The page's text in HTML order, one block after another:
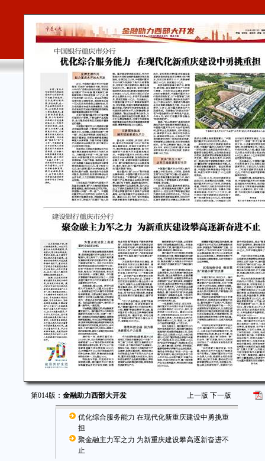
第014版： 金融助力西部大开发 上一版 下一版
优化综合服务能力 在现代化新重庆建设中勇挑重
担
聚金融主力军之力 为新重庆建设攀高逐新奋进不
止